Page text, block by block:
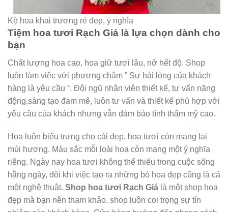
Kệ hoa khai trương rẻ đẹp, ý nghĩa
Tiệm hoa tươi Rạch Giá là lựa chọn dành cho
bạn
Chất lượng hoa cao, hoa giữ tươi lâu, nở hết độ. Shop
luôn làm việc với phương châm ” Sự hài lòng của khách
hàng là yêu cầu “. Đội ngũ nhân viên thiết kế, tư vấn năng
động,sáng tạo đam mê, luôn tư vấn và thiết kế phù hợp với
yêu cầu của khách nhưng vẫn đảm bảo tính thẩm mỹ cao.
Hoa luôn biểu trưng cho cái đẹp, hoa tươi còn mang lại
mùi hương. Màu sắc mỗi loài hoa còn mang một ý nghĩa
riêng. Ngày nay hoa tươi không thể thiếu trong cuộc sống
hằng ngày, đôi khi việc tạo ra những bó hoa đẹp cũng là cả
một nghệ thuật. Shop hoa tươi Rạch Giá là một shop hoa
đẹp mà bạn nên tham khảo, shop luôn coi trọng sự tín